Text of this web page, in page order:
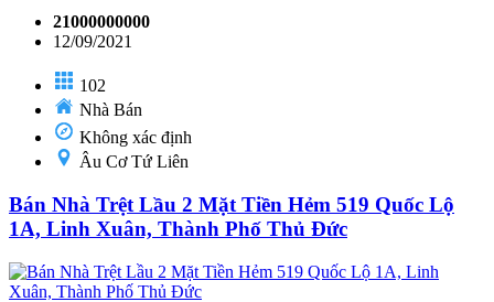
21000000000
12/09/2021
102
Nhà Bán
Không xác định
Âu Cơ Tứ Liên
Bán Nhà Trệt Lầu 2 Mặt Tiền Hẻm 519 Quốc Lộ
1A, Linh Xuân, Thành Phố Thủ Đức